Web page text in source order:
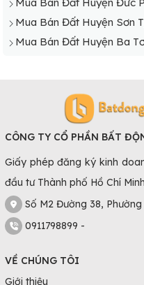
Mua Bán Đất Huyện Sơn
Mua Bán Đất Huyện Ba
CÔNG TY CỔ PHẦN BẤT
Giấy phép đăng ký kinh
đầu tư Thành phố Hồ Chí
Số M2 Đường 38,
0911798899 -
VỀ CHÚNG TÔI
Giới thiệu